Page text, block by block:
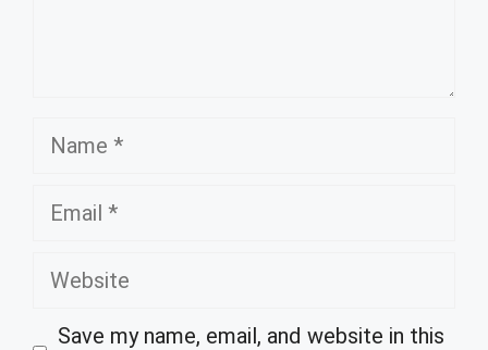
Name
Email
Website
Save my name, email, and website in this